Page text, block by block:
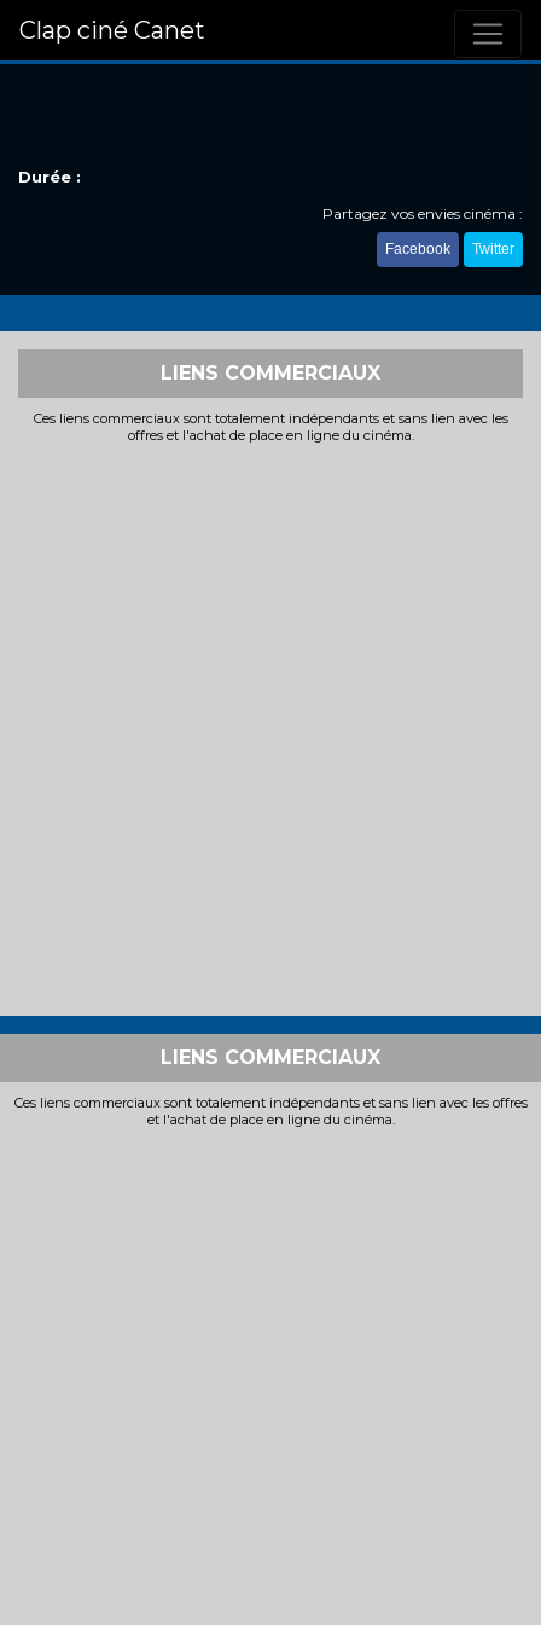
Clap ciné Canet
Durée :
Partagez vos envies cinéma :
Facebook Twitter
LIENS COMMERCIAUX
Ces liens commerciaux sont totalement indépendants et sans lien avec les
offres et l'achat de place en ligne du cinéma.
LIENS COMMERCIAUX
Ces liens commerciaux sont totalement indépendants et sans lien avec les offres
et l'achat de place en ligne du cinéma.